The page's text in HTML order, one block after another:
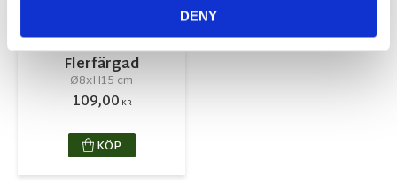
DENY
Harold Glas
Flerfärgad
Ø8xH15 cm
109,00 KR
KÖP